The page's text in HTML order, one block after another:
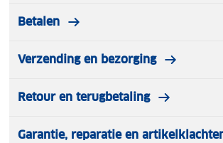
Betalen
Verzending en bezorging
Retour en terugbetaling
Garantie, reparatie en